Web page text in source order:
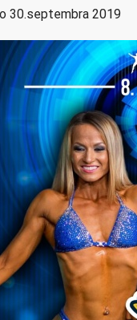
30.septembra 2019